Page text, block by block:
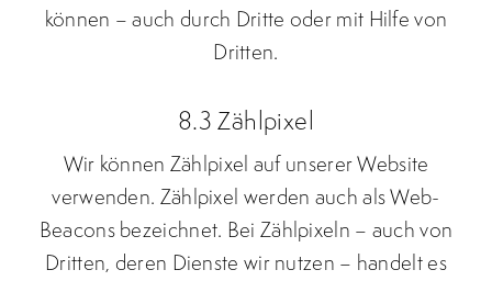
können – auch durch Dritte oder mit Hilfe von
Dritten.
8.3 Zählpixel
Wir können Zählpixel auf unserer Website
verwenden. Zählpixel werden auch als Web-
Beacons bezeichnet. Bei Zählpixeln – auch von
Dritten, deren Dienste wir nutzen – handelt es